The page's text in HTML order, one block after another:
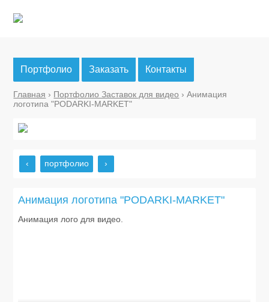
Портфолио Заказать Контакты
Главная › Портфолио Заставок для видео › Анимация
логотипа "PODARKI-MARKET"
‹ портфолио ›
Анимация логотипа "PODARKI-MARKET"
Анимация лого для видео.